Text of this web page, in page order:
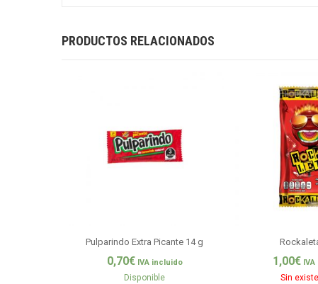
PRODUCTOS RELACIONADOS
Pulparindo Extra Picante 14 g
0,70€ IVA incluido
Disponible
1,00€
Sin